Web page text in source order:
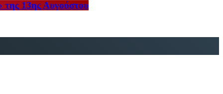
της 13ης Αυγούστου